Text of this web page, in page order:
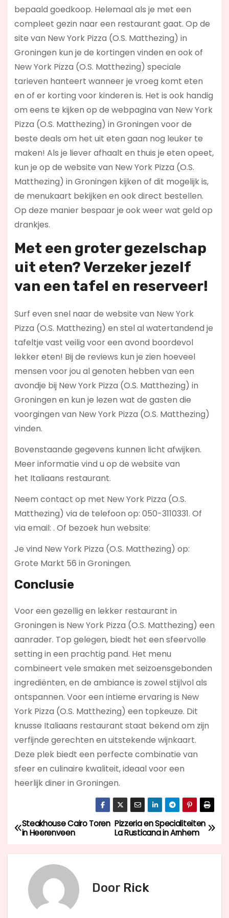
bepaald goedkoop. Helemaal als je met een
compleet gezin naar een restaurant gaat. Op de
site van New York Pizza (O.S. Matthezing) in
Groningen kun je de kortingen vinden en ook of
New York Pizza (O.S. Matthezing) speciale
tarieven hanteert wanneer je vroeg komt eten
en of er korting voor kinderen is. Het is ook handig
om eens te kijken op de webpagina van New York
Pizza (O.S. Matthezing) in Groningen voor de
beste deals om het uit eten gaan nog leuker te
maken! Als je liever afhaalt en thuis je eten opeet,
kun je op de website van New York Pizza (O.S.
Matthezing) in Groningen kijken of dit mogelijk is,
de menukaart bekijken en ook direct bestellen.
Op deze manier bespaar je ook weer wat geld op
drankjes.
Met een groter gezelschap
uit eten? Verzeker jezelf
van een tafel en reserveer!
Surf even snel naar de website van New York
Pizza (O.S. Matthezing) en stel al watertandend je
tafeltje vast veilig voor een avond boordevol
lekker eten! Bij de reviews kun je zien hoeveel
mensen voor jou al genoten hebben van een
avondje bij New York Pizza (O.S. Matthezing) in
Groningen en kun je lezen wat de gasten die
voorgingen van New York Pizza (O.S. Matthezing)
vinden.
Bovenstaande gegevens kunnen licht afwijken.
Meer informatie vind u op de website van
het Italiaans restaurant.
Neem contact op met New York Pizza (O.S.
Matthezing) via de telefoon op: 050-3110331. Of
via email: . Of bezoek hun website:
Je vind New York Pizza (O.S. Matthezing) op:
Grote Markt 56 in Groningen.
Conclusie
Voor een gezellig en lekker restaurant in
Groningen is New York Pizza (O.S. Matthezing) een
aanrader. Top gelegen, biedt het een sfeervolle
setting in een prachtig pand. Het menu
combineert vele smaken met seizoensgebonden
ingrediënten, en de ambiance is zowel stijlvol als
ontspannen. Voor een intieme ervaring is New
York Pizza (O.S. Matthezing) een topkeuze. Dit
knusse Italiaans restaurant staat bekend om zijn
verfijnde gerechten en uitstekende wijnkaart.
Deze plek biedt een perfecte combinatie van
sfeer en culinaire kwaliteit, ideaal voor een
heerlijk diner in Groningen.
B
e
Pizzeria en Specialiteiten
La Rusticana in Arnhem
Steakhouse Cairo Toren
in Heerenveen
Door Rick